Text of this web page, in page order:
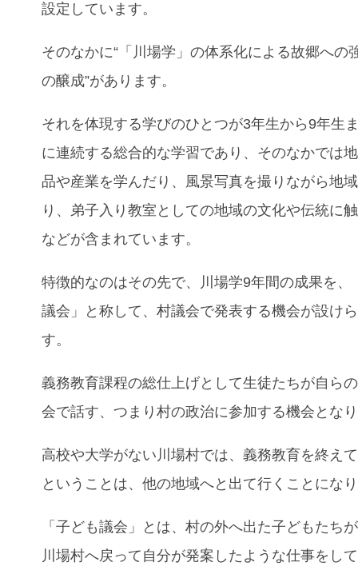
設定しています。
そのなかに“「川場学」の体系化による故郷への
の醸成”があります。
それを体現する学びのひとつが3年生から9年生
に連続する総合的な学習であり、そのなかでは
品や産業を学んだり、風景写真を撮りながら地
り、弟子入り教室としての地域の文化や伝統に
などが含まれています。
特徴的なのはその先で、川場学9年間の成果を、
議会」と称して、村議会で発表する機会が設け
す。
義務教育課程の総仕上げとして生徒たちが自ら
会で話す、つまり村の政治に参加する機会とな
高校や大学がない川場村では、義務教育を終え
ということは、他の地域へと出て行くことにな
「子ども議会」とは、村の外へ出た子どもたち
川場村へ戻って自分が発案したような仕事をし